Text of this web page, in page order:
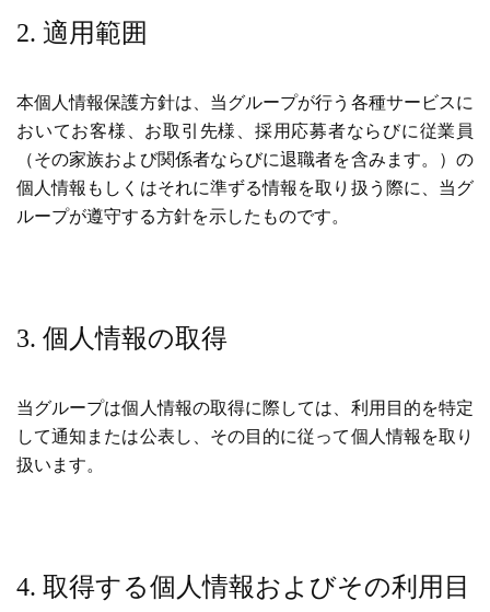
2. 適用範囲
本個人情報保護方針は、当グループが行う各種サービスに
おいてお客様、お取引先様、採用応募者ならびに従業員
（その家族および関係者ならびに退職者を含みます。）の
個人情報もしくはそれに準ずる情報を取り扱う際に、当グ
ループが遵守する方針を示したものです。
3. 個人情報の取得
当グループは個人情報の取得に際しては、利用目的を特定
して通知または公表し、その目的に従って個人情報を取り
扱います。
4. 取得する個人情報およびその利用目